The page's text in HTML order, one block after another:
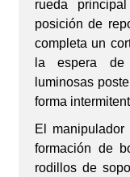
rueda
posición de
completa un
la espera de
luminosas
forma
El
formación de
rodillos de